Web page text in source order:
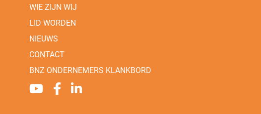
WIE ZIJN WIJ
LID WORDEN
NIEUWS
CONTACT
BNZ ONDERNEMERS KLANKBORD